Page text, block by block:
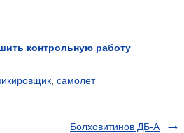
контрольную работу
самолет
Болховитинов ДБ-А